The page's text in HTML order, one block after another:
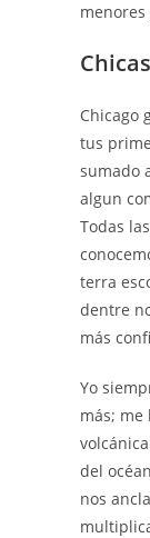
Chicago
tus
sumado
algun
Todas
terra
dentre
más
Yo
más;
del
nos